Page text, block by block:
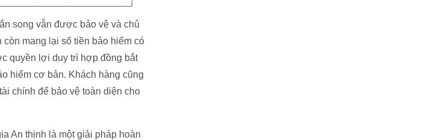
song vẫn được bảo vệ và chủ
mang lại số tiền bảo hiểm có
quyền lợi duy trì hợp đồng bắt
hiểm cơ bản. Khách hàng cũng
chính để bảo vệ toàn diện cho
An thịnh là một giải pháp hoàn